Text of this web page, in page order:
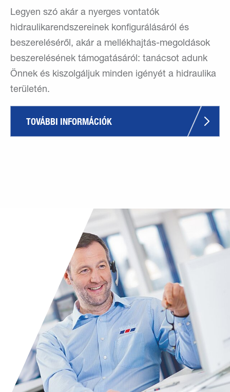
Legyen szó akár a nyerges vontatók
hidraulikarendszereinek konfigurálásáról és
beszereléséről, akár a mellékhajtás-megoldások
beszerelésének támogatásáról: tanácsot adunk
Önnek és kiszolgáljuk minden igényét a hidraulika
területén.
TOVÁBBI INFORMÁCIÓK